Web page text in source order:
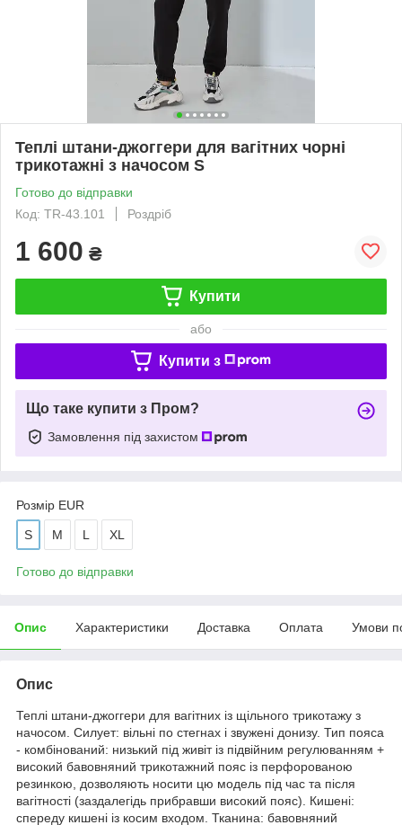
Теплі штани-джоггери для вагітних чорні
трикотажні з начосом S
Готово до відправки
Код: TR-43.101
Роздріб
1 600 ₴
Купити
або
Купити з
Що таке купити з Пром?
Замовлення під захистом
Розмір EUR
S M L XL
Готово до відправки
Опис Характеристики Доставка Оплата Умови
Опис
Теплі штани-джоггери для вагітних із щільного трикотажу з
начосом. Силует: вільні по стегнах і звужені донизу. Тип пояса
- комбінований: низький під живіт із підвійним регулюванням +
високий бавовняний трикотажний пояс із перфорованою
резинкою, дозволяють носити цю модель під час та після
вагітності (заздалегідь прибравши високий пояс). Кишені:
спереду кишені із косим входом. Тканина: бавовняний